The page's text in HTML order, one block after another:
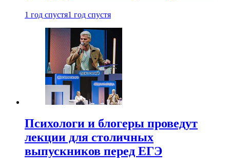
1 год спустя1 год спустя
Психологи и блогеры проведут
лекции для столичных
выпускников перед ЕГЭ